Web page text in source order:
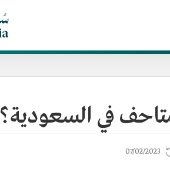
في السعودية؟
07/02/2023